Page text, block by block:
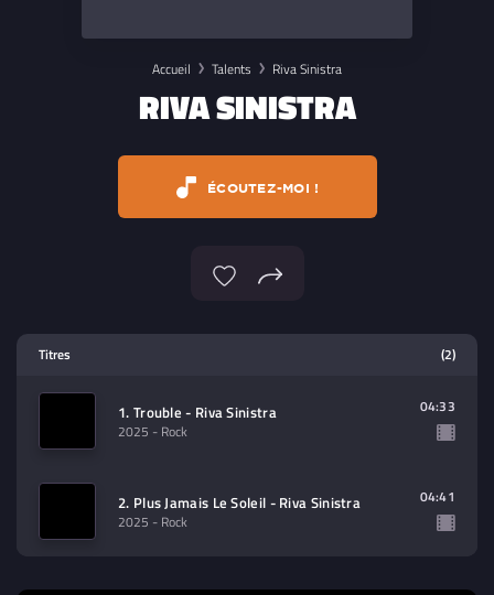
Accueil Talents Riva Sinistra
RIVA SINISTRA
ÉCOUTEZ-MOI !
contenu à lire (audio/video)
Titres (2)
1. Trouble - Riva Sinistra
2025 - Rock
04:33
2. Plus Jamais Le Soleil - Riva Sinistra
2025 - Rock
04:41